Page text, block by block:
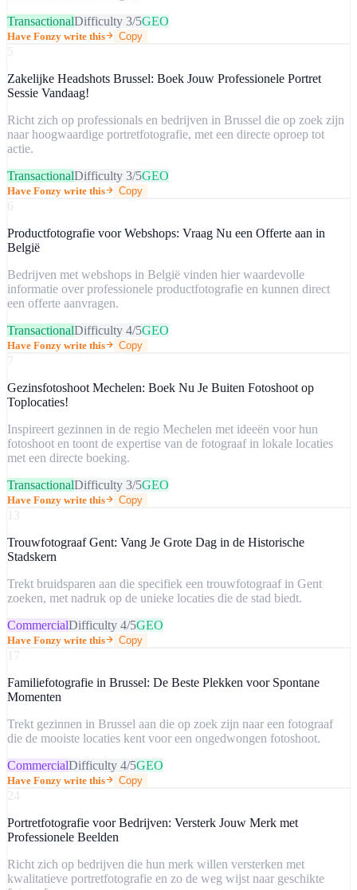
TransactionalDifficulty 3/5GEO
Have Fonzy write this Copy
5
Zakelijke Headshots Brussel: Boek Jouw Professionele Portret
Sessie Vandaag!
Richt zich op professionals en bedrijven in Brussel die op zoek zijn
naar hoogwaardige portretfotografie, met een directe oproep tot
actie.
TransactionalDifficulty 3/5GEO
Have Fonzy write this Copy
6
Productfotografie voor Webshops: Vraag Nu een Offerte aan in
België
Bedrijven met webshops in België vinden hier waardevolle
informatie over professionele productfotografie en kunnen direct
een offerte aanvragen.
TransactionalDifficulty 4/5GEO
Have Fonzy write this Copy
7
Gezinsfotoshoot Mechelen: Boek Nu Je Buiten Fotoshoot op
Toplocaties!
Inspireert gezinnen in de regio Mechelen met ideeën voor hun
fotoshoot en toont de expertise van de fotograaf in lokale locaties
met een directe boeking.
TransactionalDifficulty 3/5GEO
Have Fonzy write this Copy
13
Trouwfotograaf Gent: Vang Je Grote Dag in de Historische
Stadskern
Trekt bruidsparen aan die specifiek een trouwfotograaf in Gent
zoeken, met nadruk op de unieke locaties die de stad biedt.
CommercialDifficulty 4/5GEO
Have Fonzy write this Copy
17
Familiefotografie in Brussel: De Beste Plekken voor Spontane
Momenten
Trekt gezinnen in Brussel aan die op zoek zijn naar een fotograaf
die de mooiste locaties kent voor een ongedwongen fotoshoot.
CommercialDifficulty 4/5GEO
Have Fonzy write this Copy
24
Portretfotografie voor Bedrijven: Versterk Jouw Merk met
Professionele Beelden
Richt zich op bedrijven die hun merk willen versterken met
kwalitatieve portretfotografie en zo de weg wijst naar geschikte